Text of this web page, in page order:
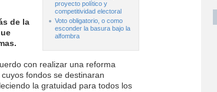
proyecto político y
competitividad electoral
Voto obligatorio, o como
esconder la basura bajo la
alfombra
de la
con realizar una reforma
fondos se destinaran
la gratuidad para todos los